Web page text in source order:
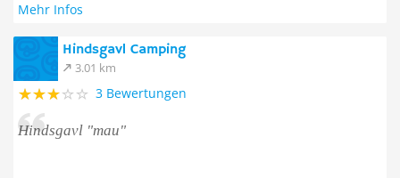
Mehr Infos
Hindsgavl Camping
3.01 km
3 Bewertungen
Hindsgavl "mau"